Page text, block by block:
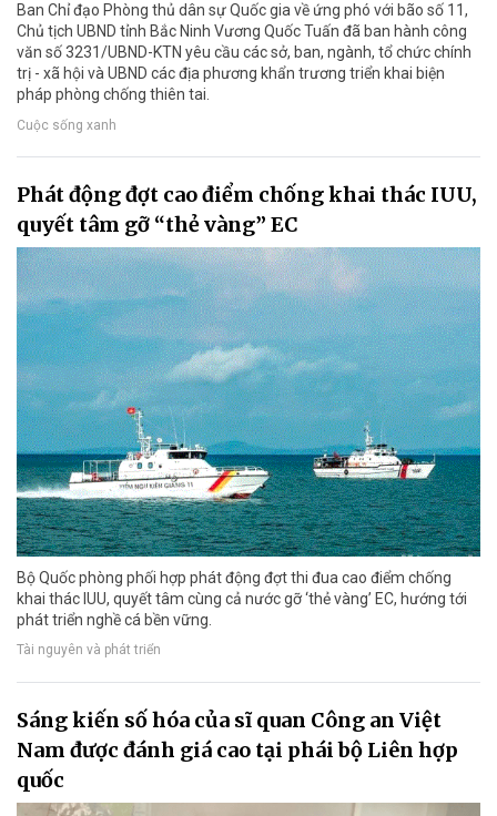
Ban Chỉ đạo Phòng thủ dân sự Quốc gia về ứng phó với bão số 11,
Chủ tịch UBND tỉnh Bắc Ninh Vương Quốc Tuấn đã ban hành công
văn số 3231/UBND-KTN yêu cầu các sở, ban, ngành, tổ chức chính
trị - xã hội và UBND các địa phương khẩn trương triển khai biện
pháp phòng chống thiên tai.
Cuộc sống xanh
Phát động đợt cao điểm chống khai thác IUU,
quyết tâm gỡ “thẻ vàng” EC
Bộ Quốc phòng phối hợp phát động đợt thi đua cao điểm chống
khai thác IUU, quyết tâm cùng cả nước gỡ ‘thẻ vàng’ EC, hướng tới
phát triển nghề cá bền vững.
Tài nguyên và phát triển
Sáng kiến số hóa của sĩ quan Công an Việt
Nam được đánh giá cao tại phái bộ Liên hợp
quốc